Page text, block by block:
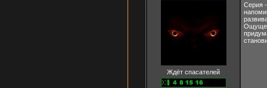
Ждёт спасателей
Серия